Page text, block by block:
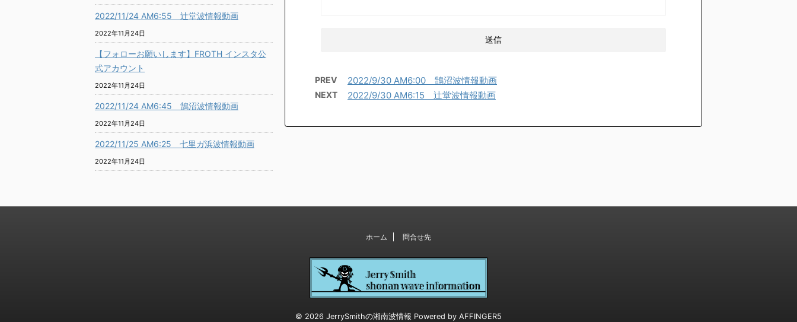
PREV 2022/9/30 AM6:00 鵠沼波情報動画
NEXT 2022/9/30 AM6:15 辻堂波情報動画
2022/11/24 AM6:55 辻堂波情報動画
2022年11月24日
【フォローお願いします】FROTH インスタ公
式アカウント
2022年11月24日
2022/11/24 AM6:45 鵠沼波情報動画
2022年11月24日
2022/11/25 AM6:25 七里ガ浜波情報動画
2022年11月24日
ホーム 問合せ先
© 2026 JerrySmithの湘南波情報 Powered by AFFINGER5